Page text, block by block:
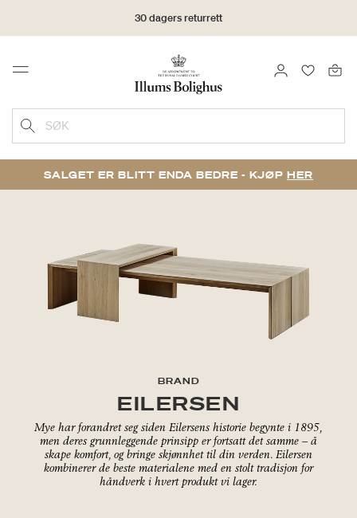
30 dagers returrett
Menu LOGG INN
SØK
SALGET ER BLITT ENDA BEDRE - KJØP HER
BRAND
EILERSEN
Mye har forandret seg siden Eilersens historie begynte i 1895,
men deres grunnleggende prinsipp er fortsatt det samme – å
skape komfort, og bringe skjønnhet til din verden. Eilersen
kombinerer de beste materialene med en stolt tradisjon for
håndverk i hvert produkt vi lager.